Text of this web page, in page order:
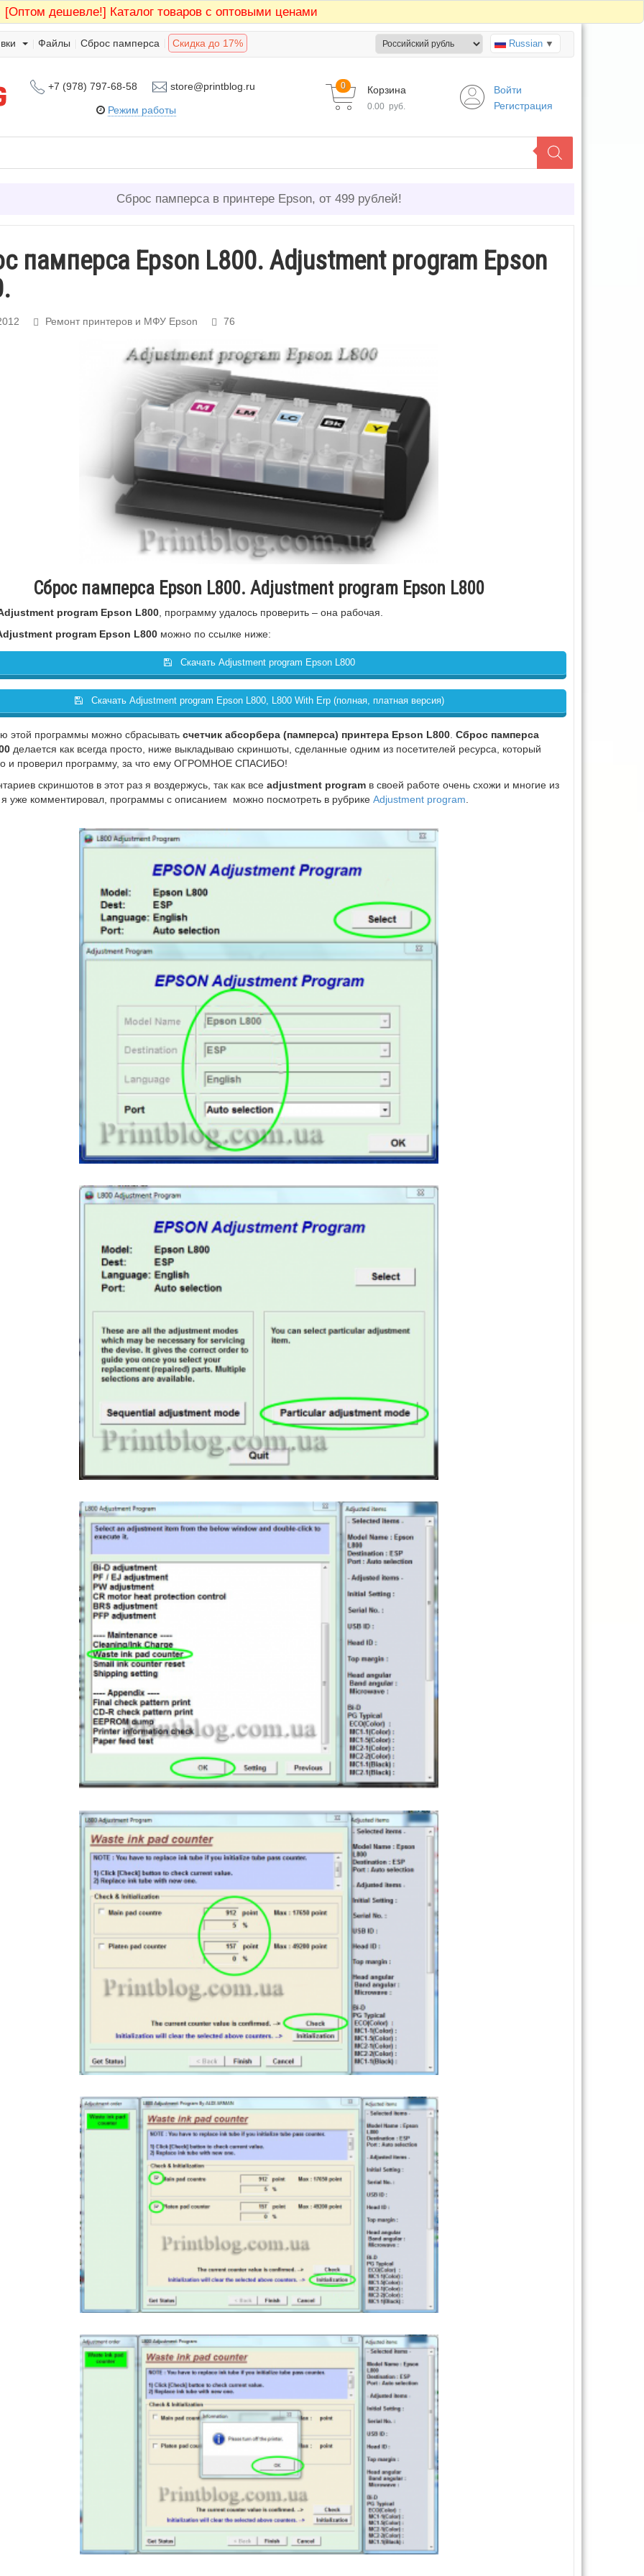
[Оптом дешевле!] Каталог товаров с оптовыми ценами
Файлы Сброс памперса Скидка до 17% Russian ▼
+7 (978) 797-68-58 store@printblog.ru
Режим работы
Корзина
0
0.00 руб.
Войти
Регистрация
Сброс памперса в принтере Epson, от 499 рублей!
памперса Epson L800. Adjustment program Epson
Ремонт принтеров и МФУ Epson 76
Сброс памперса Epson L800. Adjustment program Epson L800
program Epson L800, программу удалось проверить – она рабочая.
program Epson L800можно по ссылке ниже:
Скачать Adjustment program Epson L800
Скачать Adjustment program Epson L800, L800 With Erp (полная, платная версия)
этой программы можно сбрасывать счетчик абсорбера (памперса) принтера Epson L800. Сброс памперса
делается как всегда просто, ниже выкладываю скриншоты, сделанные одним из посетителей ресурса, который
и проверил программу, за что ему ОГРОМНОЕ СПАСИБО!
скриншотов в этот раз я воздержусь, так как все adjustment program в своей работе очень схожи и многие из
уже комментировал, программы с описанием можно посмотреть в рубрике Adjustment program.